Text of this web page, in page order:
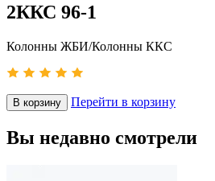
2ККС 96-1
Колонны ЖБИ/Колонны ККС
В корзину Перейти в корзину
Вы недавно смотрели